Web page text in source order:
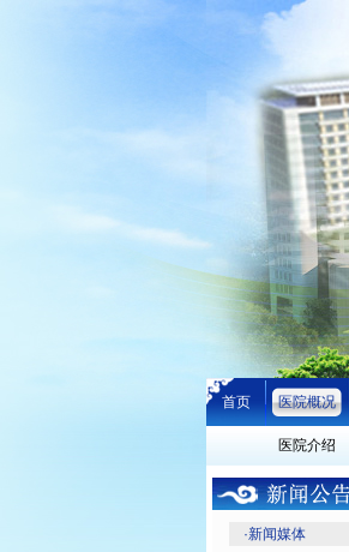
首页 医院概况
医院介绍
·新闻媒体